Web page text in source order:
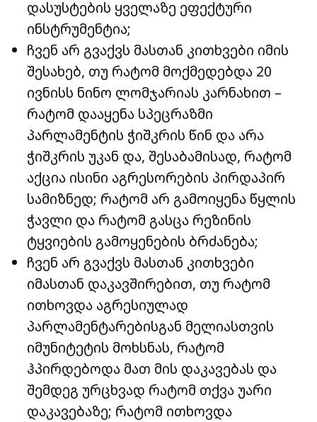
დასუსტების ყველაზე ეფექტური
ინსტრუმენტია;
ჩვენ არ გვაქვს მასთან კითხვები იმის
შესახებ, თუ რატომ მოქმედებდა 20
ივნისს ნინო ლომჯარიას კარნახით –
რატომ დააყენა სპეცრაზმი
პარლამენტის ჭიშკრის წინ და არა
ჭიშკრის უკან და, შესაბამისად, რატომ
აქცია ისინი აგრესორების პირდაპირ
სამიზნედ; რატომ არ გამოიყენა წყლის
ჭავლი და რატომ გასცა რეზინის
ტყვიების გამოყენების ბრძანება;
ჩვენ არ გვაქვს მასთან კითხვები
იმასთან დაკავშირებით, თუ რატომ
ითხოვდა აგრესიულად
პარლამენტარებისგან მელიასთვის
იმუნიტეტის მოხსნას, რატომ
ჰპირდებოდა მათ მის დაკავებას და
შემდეგ ურცხვად რატომ თქვა უარი
დაკავებაზე; რატომ ითხოვდა